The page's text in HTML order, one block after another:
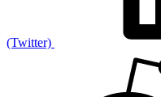
(Twitter)